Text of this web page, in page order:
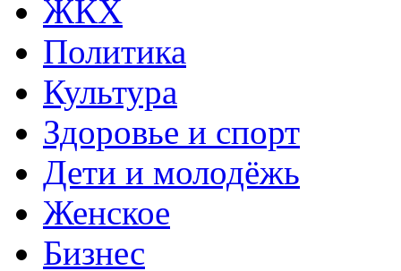
ЖКХ
Политика
Культура
Здоровье и спорт
Дети и молодёжь
Женское
Бизнес